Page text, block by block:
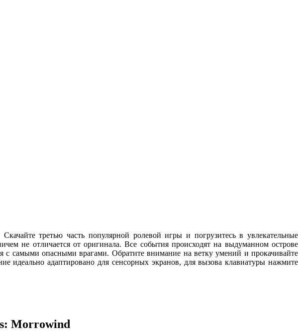
третью часть популярной ролевой игры и погрузитесь в увлекательные
не отличается от оригинала. Все события происходят на выдуманном острове
с самыми опасными врагами. Обратите внимание на ветку умений и прокачивайте
идеально адаптировано для сенсорных экранов, для вызова клавиатуры нажмите
Morrowind